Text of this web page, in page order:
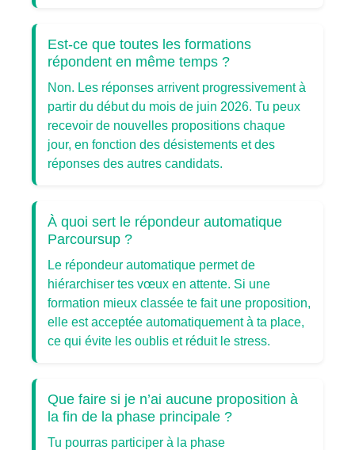
Est-ce que toutes les formations
répondent en même temps ?
Non. Les réponses arrivent progressivement à
partir du début du mois de juin 2026. Tu peux
recevoir de nouvelles propositions chaque
jour, en fonction des désistements et des
réponses des autres candidats.
À quoi sert le répondeur automatique
Parcoursup ?
Le répondeur automatique permet de
hiérarchiser tes vœux en attente. Si une
formation mieux classée te fait une proposition,
elle est acceptée automatiquement à ta place,
ce qui évite les oublis et réduit le stress.
Que faire si je n’ai aucune proposition à
la fin de la phase principale ?
Tu pourras participer à la phase